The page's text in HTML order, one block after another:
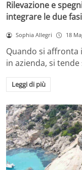
Rilevazione e
integrare le due fasi
Sophia Allegri 18
Quando si affronta
in azienda, si
Leggi di più